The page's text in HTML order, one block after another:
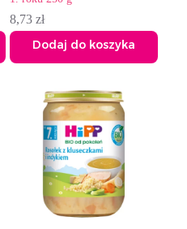
8,73 zł
Dodaj do koszyka